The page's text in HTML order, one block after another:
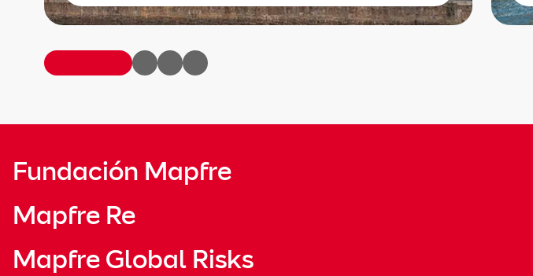
Fundación Mapfre
Mapfre Re
Mapfre Global Risks